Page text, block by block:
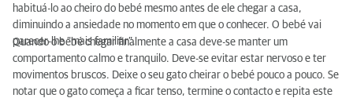
habituá-lo ao cheiro do bebé mesmo antes de ele chegar a casa,
diminuindo a ansiedade no momento em que o conhecer. O bebé vai
parecer-lhe “mais familiar”.
Quando o bebé chegar finalmente a casa deve-se manter um
comportamento calmo e tranquilo. Deve-se evitar estar nervoso e ter
movimentos bruscos. Deixe o seu gato cheirar o bebé pouco a pouco. Se
notar que o gato começa a ficar tenso, termine o contacto e repita este